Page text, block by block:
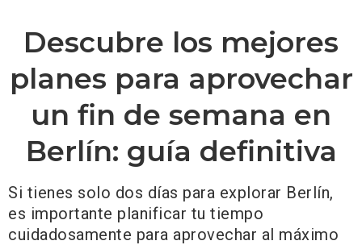
Descubre los mejores
planes para aprovechar
un fin de semana en
Berlín: guía definitiva
Si tienes solo dos días para explorar Berlín,
es importante planificar tu tiempo
cuidadosamente para aprovechar al máximo